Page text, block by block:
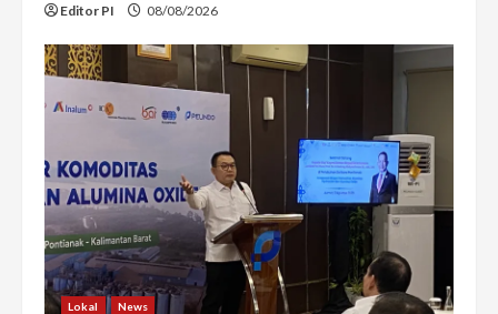
Editor PI 08/08/2026
Lokal News